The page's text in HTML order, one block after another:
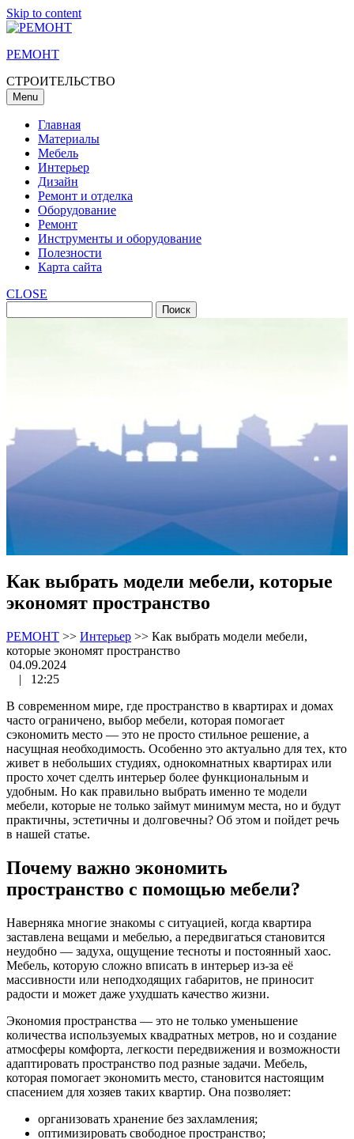
Skip to content
РЕМОНТ
СТРОИТЕЛЬСТВО
Menu
Главная
Материалы
Мебель
Интерьер
Дизайн
Ремонт и отделка
Оборудование
Ремонт
Инструменты и оборудование
Полезности
Карта сайта
CLOSE
Как выбрать модели мебели, которые
экономят пространство
РЕМОНТ >> Интерьер >> Как выбрать модели мебели,
которые экономят пространство
04.09.2024
|
12:25
В современном мире, где пространство в квартирах и домах
часто ограничено, выбор мебели, которая помогает
сэкономить место — это не просто стильное решение, а
насущная необходимость. Особенно это актуально для тех, кто
живет в небольших студиях, однокомнатных квартирах или
просто хочет сделть интерьер более функциональным и
удобным. Но как правильно выбрать именно те модели
мебели, которые не только займут минимум места, но и будут
практичны, эстетичны и долговечны? Об этом и пойдет речь
в нашей статье.
Почему важно экономить
пространство с помощью мебели?
Наверняка многие знакомы с ситуацией, когда квартира
заставлена вещами и мебелью, а передвигаться становится
неудобно — задуха, ощущение тесноты и постоянный хаос.
Мебель, которую сложно вписать в интерьер из-за её
массивности или неподходящих габаритов, не приносит
радости и может даже ухудшать качество жизни.
Экономия пространства — это не только уменьшение
количества используемых квадратных метров, но и создание
атмосферы комфорта, легкости передвижения и возможности
адаптировать пространство под разные задачи. Мебель,
которая помогает экономить место, становится настоящим
спасением для хозяев таких квартир. Она позволяет:
организовать хранение без захламления;
оптимизировать свободное пространство;